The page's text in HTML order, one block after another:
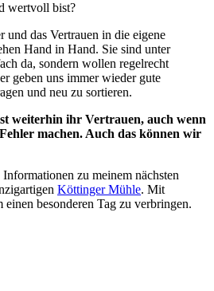
wertvoll bist?
und das Vertrauen in die eigene
Hand in Hand. Sie sind unter
da, sondern wollen regelrecht
geben uns immer wieder gute
und neu zu sortieren.
weiterhin ihr Vertrauen, auch wenn
machen. Auch das können wir
zu meinem nächsten
Köttinger Mühle. Mit
besonderen Tag zu verbringen.